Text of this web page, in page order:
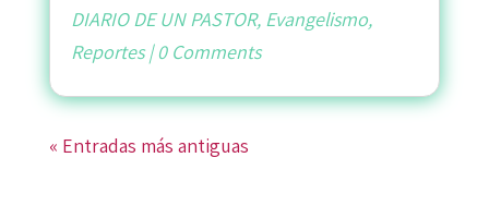
DIARIO DE UN PASTOR, Evangelismo,
Reportes|0 Comments
« Entradas más antiguas